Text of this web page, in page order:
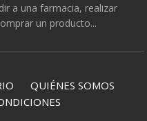
a una farmacia, realizar
un producto...
QUIÉNES SOMOS